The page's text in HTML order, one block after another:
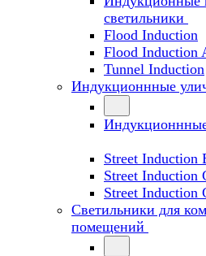
светильники
Flood Induction
Flood Induction
Tunnel Induction
Индукционнные
Street Induction
Street Induction
Street Induction
Светильники для
помещений